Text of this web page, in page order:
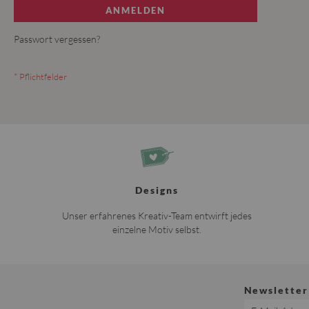
ANMELDEN
Passwort vergessen?
Designs
Unser erfahrenes Kreativ-Team entwirft jedes
einzelne Motiv selbst.
Newsletter